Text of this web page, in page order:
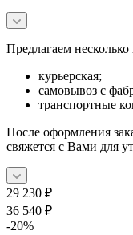
Предлагаем
курьерская;
самовывоз с
транспортные
После оформления
свяжется с Вами для
29 230 ₽
36 540 ₽
-20%